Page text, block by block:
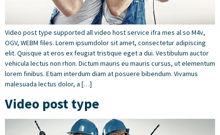
Video post type supported all video host service ifra mes al so M4v,
OGV, WEBM files. Lorem ipsumdolor sit amet, consectetur adipiscing
elit. Quisque at eros ex feugiat tristique eget a dui. Vestibulum auctor
vehicula lectus non rhon. Dictum mauris eu mauris cursus, ut elementum
lorem finibus. Etiam interdum diam at posuere bibendum. Vivamus
malesuada lectus dolor, a […]
Video post type